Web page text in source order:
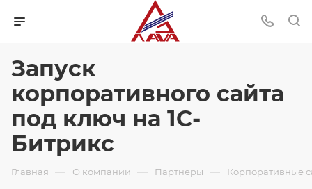
Запуск
корпоративного сайта
под ключ на 1С-
Битрикс
Главная — О компании — Партнеры — Корпоративные